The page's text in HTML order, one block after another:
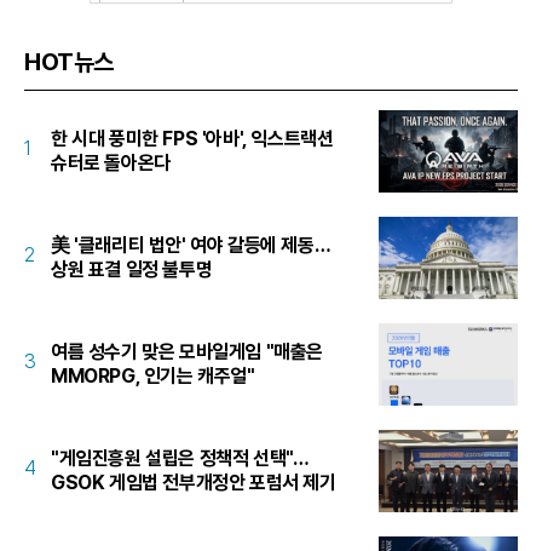
HOT뉴스
1
한 시대 풍미한 FPS '아바', 익스트랙션
슈터로 돌아온다
2
美 '클래리티 법안' 여야 갈등에 제동…
상원 표결 일정 불투명
3
여름 성수기 맞은 모바일게임 "매출은
MMORPG, 인기는 캐주얼"
4
"게임진흥원 설립은 정책적 선택"…
GSOK 게임법 전부개정안 포럼서 제기